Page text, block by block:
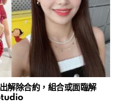
解除合約，組合或面臨解